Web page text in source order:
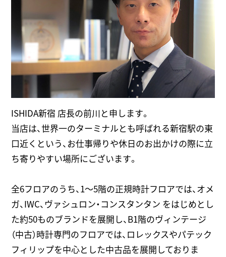
ISHIDA新宿 店長の前川と申します。
当店は、世界一のターミナルとも呼ばれる新宿駅の東
口近くという、お仕事帰りや休日のお出かけの際に立
ち寄りやすい場所にございます。
全6フロアのうち、1～5階の正規時計フロアでは、オメ
ガ、IWC、ヴァシュロン・コンスタンタン をはじめとし
た約50ものブランドを展開し、B1階のヴィンテージ
（中古）時計専門のフロアでは、ロレックスやパテック
フィリップを中心とした中古品を展開しておりま